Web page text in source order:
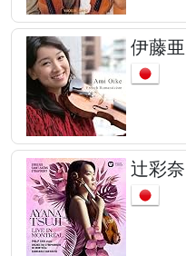
伊藤
辻彩奈